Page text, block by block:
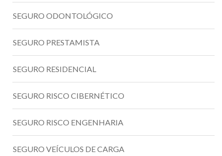
SEGURO ODONTOLÓGICO
SEGURO PRESTAMISTA
SEGURO RESIDENCIAL
SEGURO RISCO CIBERNÉTICO
SEGURO RISCO ENGENHARIA
SEGURO VEÍCULOS DE CARGA